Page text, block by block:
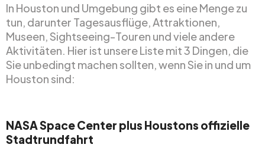
In Houston und Umgebung gibt es eine Menge zu
tun, darunter Tagesausflüge, Attraktionen,
Museen, Sightseeing-Touren und viele andere
Aktivitäten. Hier ist unsere Liste mit 3 Dingen, die
Sie unbedingt machen sollten, wenn Sie in und um
Houston sind:
NASA Space Center plus Houstons offizielle
Stadtrundfahrt